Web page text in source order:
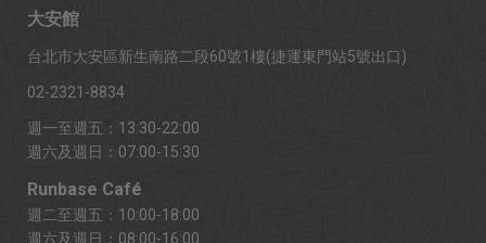
大安館
台北市大安區新生南路二段60號1樓(捷運東門站5號出口)
02-2321-8834
週一至週五：13:30-22:00
週六及週日：07:00-15:30
Runbase Café
週二至週五：10:00-18:00
週六及週日：08:00-16:00